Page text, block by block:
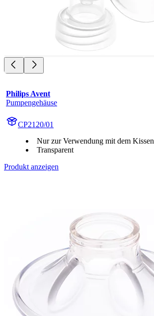
Philips Avent
Pumpengehäuse
CP2120/01
Nur zur Verwendung mit dem Kissen
Transparent
Produkt anzeigen